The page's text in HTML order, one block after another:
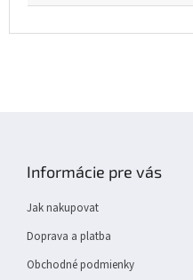
Informácie pre vás
Jak nakupovat
Doprava a platba
Obchodné podmienky